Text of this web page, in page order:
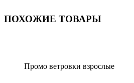
ПОХОЖИЕ ТОВАРЫ
Промо ветровки взрослые